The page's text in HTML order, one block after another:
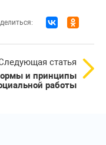
статья
и принципы
работы